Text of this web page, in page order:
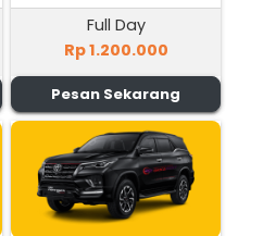
Full Day
Rp 1.200.000
Pesan Sekarang